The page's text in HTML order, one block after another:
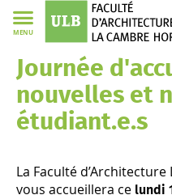
MENU
Faculté d'Architecture La Cambre
Journée
nouvelles et
étudiant.e.s
La Faculté d’Architecture
vous accueillera ce lundi